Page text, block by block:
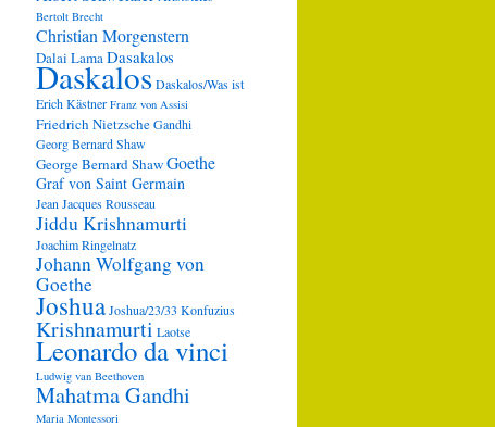
Bertolt Brecht
Christian Morgenstern
Dalai LamaDasakalos
DaskalosDaskalos/Was ist
Erich Kästner Franz von Assisi
Friedrich NietzscheGandhi
Georg Bernard Shaw
George Bernard ShawGoethe
Graf von Saint Germain
Jean Jacques Rousseau
Jiddu Krishnamurti
Joachim Ringelnatz
Johann Wolfgang von
Goethe
JoshuaJoshua/23/33 Konfuzius
Krishnamurti Laotse
Leonardo da vinci
Ludwig van Beethoven
Mahatma Gandhi
Maria Montessori